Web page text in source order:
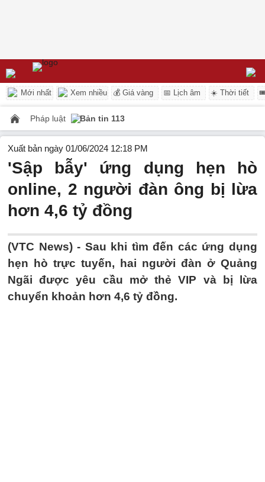
Mới nhất Xem nhiều 💰 Giá vàng 📅 Lịch âm ☀️ Thời tiết
Pháp luật Bản tin 113
Xuất bản ngày 01/06/2024 12:18 PM
'Sập bẫy' ứng dụng hẹn hò
online, 2 người đàn ông bị lừa
hơn 4,6 tỷ đồng
(VTC News) - Sau khi tìm đến các ứng dụng
hẹn hò trực tuyến, hai người đàn ở Quảng
Ngãi được yêu cầu mở thẻ VIP và bị lừa
chuyển khoản hơn 4,6 tỷ đồng.